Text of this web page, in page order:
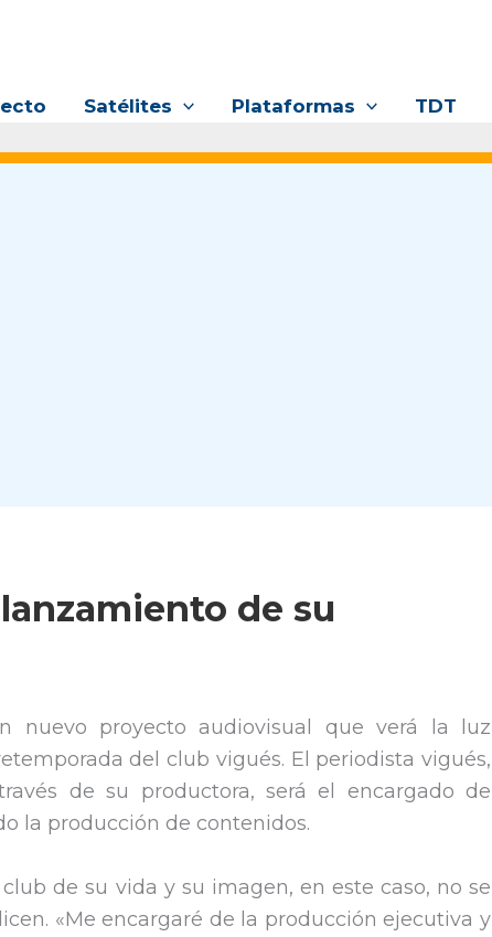
Satélites Plataformas TDT
de su
nuevo proyecto audiovisual que verá la luz
del club vigués. El periodista vigués,
de su productora, será el encargado de
la producción de contenidos.
de su vida y su imagen, en este caso, no se
«Me encargaré de la producción ejecutiva y